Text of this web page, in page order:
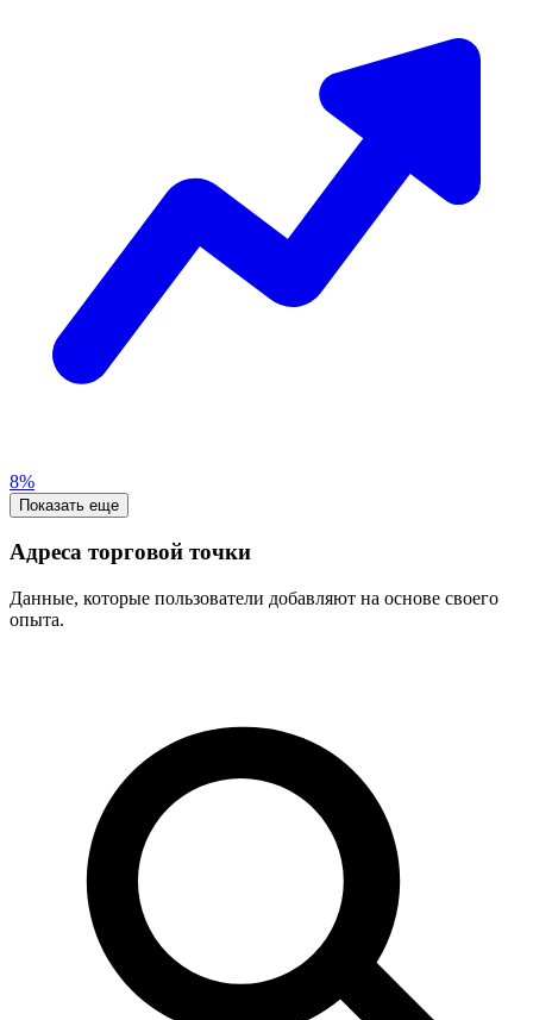
8%
Показать еще
Адреса торговой точки
Данные, которые пользователи добавляют на основе своего
опыта.